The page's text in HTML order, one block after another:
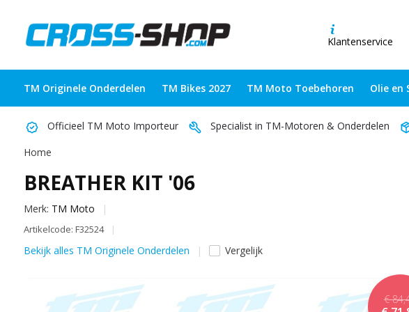
Klantenservice
TM Originele Onderdelen TM Bikes 2027 TM Moto Toebehoren Olie en
Officieel TM Moto Importeur Specialist in TM-Motoren & Onderdelen
Home
BREATHER KIT '06
Merk: TM Moto
Artikelcode: F32524
Bekijk alles TM Originele Onderdelen Vergelijk
€